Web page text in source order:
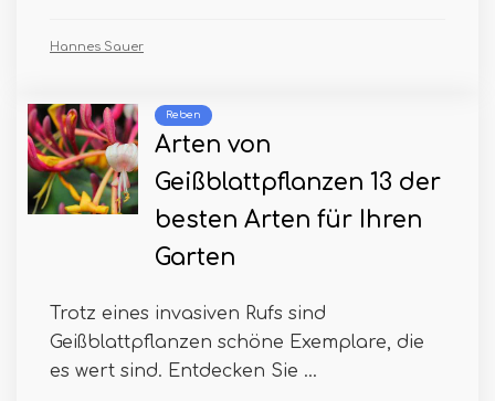
Hannes Sauer
Reben
Arten von
Geißblattpflanzen 13 der
besten Arten für Ihren
Garten
Trotz eines invasiven Rufs sind
Geißblattpflanzen schöne Exemplare, die
es wert sind. Entdecken Sie ...